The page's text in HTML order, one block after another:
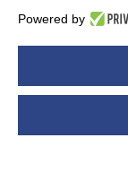
C.so Canale, 52/
0173/444111 –
Modifica
Powered by